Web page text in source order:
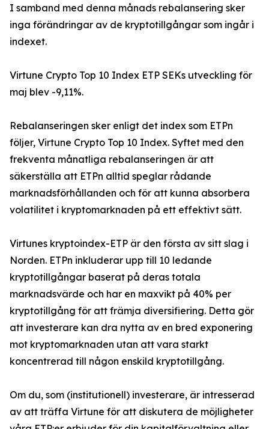
I samband med denna månads rebalansering sker
inga förändringar av de kryptotillgångar som ingår i
indexet.
Virtune Crypto Top 10 Index ETP SEKs utveckling för
maj blev -9,11%.
Rebalanseringen sker enligt det index som ETPn
följer, Virtune Crypto Top 10 Index. Syftet med den
frekventa månatliga rebalanseringen är att
säkerställa att ETPn alltid speglar rådande
marknadsförhållanden och för att kunna absorbera
volatilitet i kryptomarknaden på ett effektivt sätt.
Virtunes kryptoindex-ETP är den första av sitt slag i
Norden. ETPn inkluderar upp till 10 ledande
kryptotillgångar baserat på deras totala
marknadsvärde och har en maxvikt på 40% per
kryptotillgång för att främja diversifiering. Detta gör
att investerare kan dra nytta av en bred exponering
mot kryptomarknaden utan att vara starkt
koncentrerad till någon enskild kryptotillgång.
Om du, som (institutionell) investerare, är intresserad
av att träffa Virtune för att diskutera de möjligheter